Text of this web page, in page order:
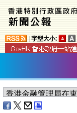
字型大小: